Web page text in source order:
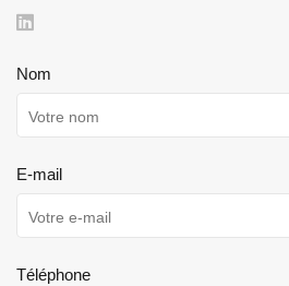
Nom
E-mail
Téléphone